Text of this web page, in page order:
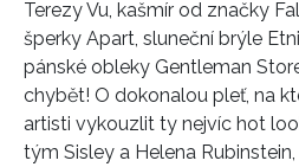
Terezy Vu, kašmír od značky
šperky Apart, sluneční brýle
pánské obleky Gentleman
chybět! O dokonalou pleť, na
artisti vykouzlit ty nejvíc hot
tým Sisley a Helena